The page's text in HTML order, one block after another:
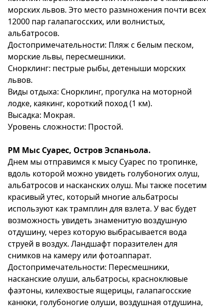
морских львов. Это место размножения почти всех
12000 пар галапагосских, или волнистых,
альбатросов.
Достопримечательности: Пляж с белым песком,
морские львы, пересмешники.
Снорклинг: пестрые рыбы, детеныши морских
львов.
Виды отдыха: Снорклинг, прогулка на моторной
лодке, каякинг, короткий поход (1 км).
Высадка: Мокрая.
Уровень сложности: Простой.
РМ Мыс Суарес, Остров Эспаньола.
Днем мы отправимся к мысу Суарес по тропинке,
вдоль которой можно увидеть голубоногих олуш,
альбатросов и насканских олуш. Мы также посетим
красивый утес, который многие альбатросы
используют как трамплин для взлета. У вас будет
возможность увидеть знаменитую воздушную
отдушину, через которую выбрасывается вода
струей в воздух. Ландшафт поразителен для
снимков на камеру или фотоаппарат.
Достопримечательности: Пересмешники,
насканские олуши, альбатросы, красноклювые
фаэтоны, килехвостые ящерицы, галапагосские
канюки, голубоногие олуши, воздушная отдушина,